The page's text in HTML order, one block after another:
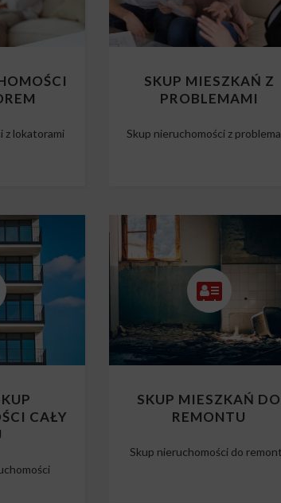
z lokatorami
SKUP MIESZKAŃ Z
PROBLEMAMI
Skup nieruchomości z
CAŁY
SKUP MIESZKAŃ DO
REMONTU
Skup nieruchomości do